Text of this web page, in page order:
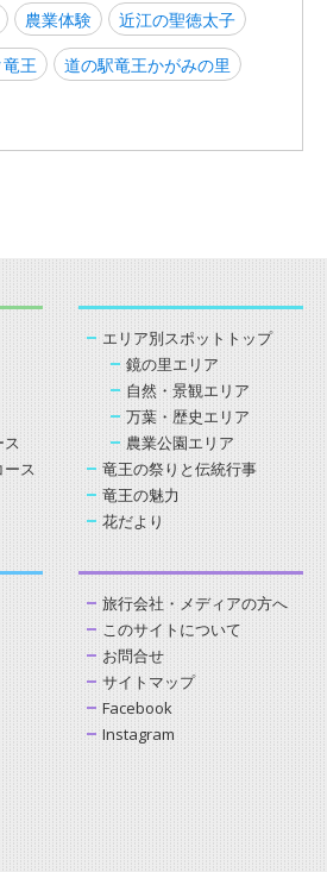
農業体験
近江の聖徳太子
王
道の駅竜王かがみの里
ス
ス
エリア別スポットトップ
鏡の里エリア
自然・景観エリア
万葉・歴史エリア
農業公園エリア
竜王の祭りと伝統行事
竜王の魅力
花だより
旅行会社・メディアの方へ
このサイトについて
お問合せ
サイトマップ
Facebook
Instagram